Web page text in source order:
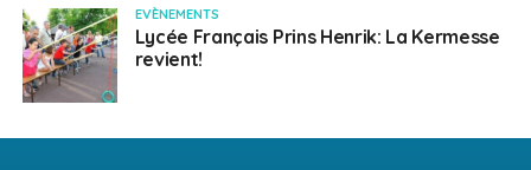
EVÈNEMENTS
Lycée Français Prins Henrik: La Kermesse
revient!